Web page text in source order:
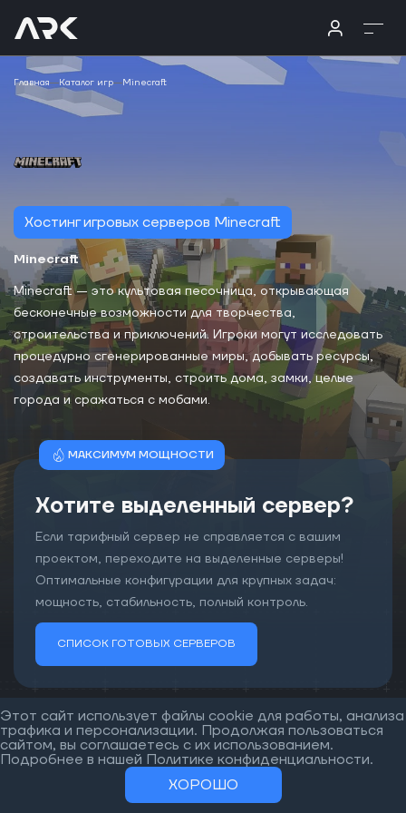
Этот сайт использует файлы cookie для работы, анализа
трафика и персонализации. Продолжая пользоваться
сайтом, вы соглашаетесь с их использованием.
Подробнее в нашей Политике конфиденциальности.
ХОРОШО
Главная Каталог игр Minecraft
Хостинг игровых серверов Minecraft
Minecraft
Minecraft — это культовая песочница, открывающая
бесконечные возможности для творчества,
строительства и приключений. Игроки могут исследовать
процедурно сгенерированные миры, добывать ресурсы,
создавать инструменты, строить дома, замки, целые
города и сражаться с мобами.
МАКСИМУМ МОЩНОСТИ
Хотите выделенный сервер?
Если тарифный сервер не справляется с вашим
проектом, переходите на выделенные серверы!
Оптимальные конфигурации для крупных задач:
мощность, стабильность, полный контроль.
СПИСОК ГОТОВЫХ СЕРВЕРОВ
Что мы предлагаем?